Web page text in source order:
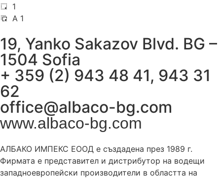
1
A 1
19, Yanko Sakazov Blvd. BG –
1504 Sofia
+ 359 (2) 943 48 41, 943 31
62
office@albaco-bg.com
www.albaco-bg.com
АЛБАКО ИМПЕКС ЕООД е създадена през 1989 г.
Фирмата е представител и дистрибутор на водещи
западноевропейски производители в областта на